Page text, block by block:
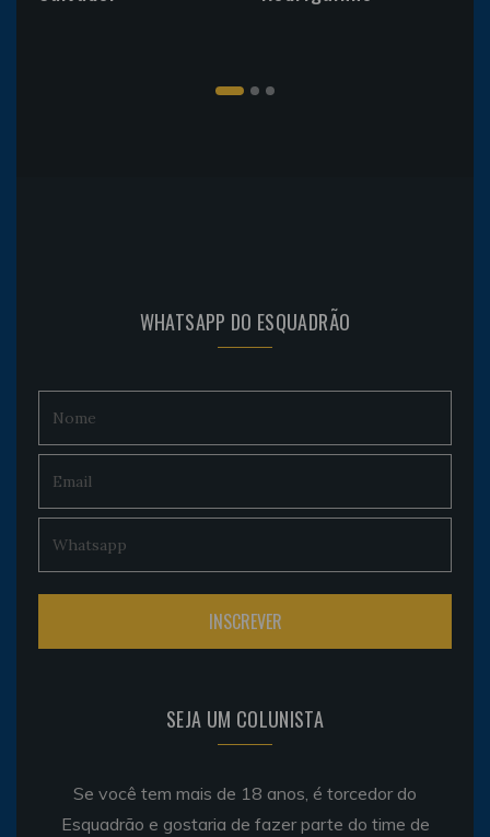
WHATSAPP DO ESQUADRÃO
SEJA UM COLUNISTA
Se você tem mais de 18 anos, é torcedor do
Esquadrão e gostaria de fazer parte do time de